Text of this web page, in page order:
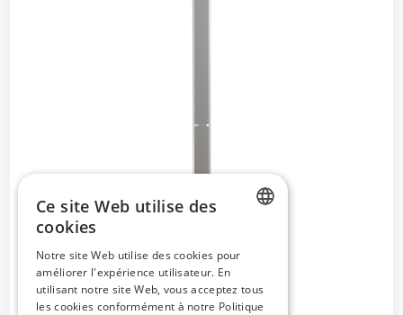
MO-52241
Montant connecteur double - peinture gris
FRENCH
ENGLISH
Ce site Web utilise des
cookies
Notre site Web utilise des cookies pour
améliorer l'expérience utilisateur. En
utilisant notre site Web, vous acceptez tous
les cookies conformément à notre Politique